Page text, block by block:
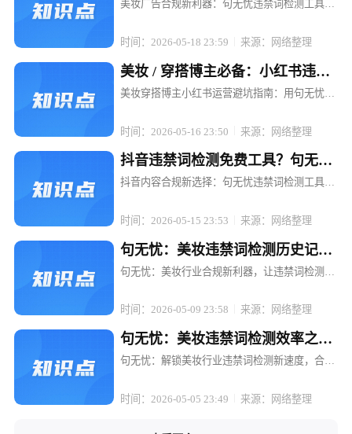
美妆广告合规新利器：句无忧违禁词检测工具，
放已成为品牌推广的重要手段。然而，随着广告
法的日益严格和各平台规则的不断更新，美妆广
告中的违禁词问题成了众多品牌和...
时间：2026-05-18 23:59 来源：网络整理
美妆 / 穿搭博主必备：小红书违禁
词检测工具句无忧
美妆穿搭博主小红书运营避坑指南：用句无忧搞
能因"美白神器"被平台下架。对于依赖内容输出
的美妆穿搭博主而言，违禁词...
时间：2026-05-16 23:50 来源：网络整理
抖音违禁词检测免费工具？句无忧
满足合规需求
抖音内容合规新选择：句无忧违禁词检测工具，
发展的当下，内容创作者和电商运营者们面临着
前所未有的机遇，但同时也遭遇着诸多合规挑
战。账号限流、封号、广告罚款等问...
时间：2026-05-15 23:53 来源：网络整理
句无忧：美妆违禁词检测历史记录
可追溯，复盘更轻松
句无忧：美妆行业合规新利器，让违禁词检测与
中，美妆品牌与博主们正享受着流量红利，却也
面临着前所未有的合规挑战。一条精心策划的短
视频，可能因一句不经意的违禁词而...
时间：2026-05-09 23:58 来源：网络整理
句无忧：美妆违禁词检测效率之
王，几秒出合规报告
句无忧：解锁美妆行业违禁词检测新速度，合规
中，合规性始终是悬在头顶的达摩克利斯之剑。
一句不当的宣传语，一个敏感的词汇，就可能让
时间：2026-05-05 23:49 来源：网络整理